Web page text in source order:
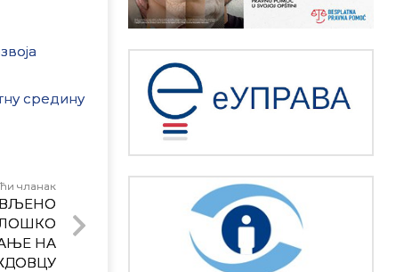
средину
чланак
НА